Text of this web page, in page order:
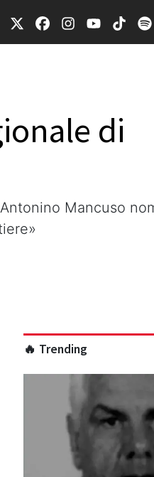
di
Mancuso
🔥 Trending